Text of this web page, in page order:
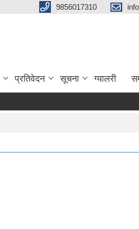
9856017310
प्रतिवेदन सूचना ग्यालरी